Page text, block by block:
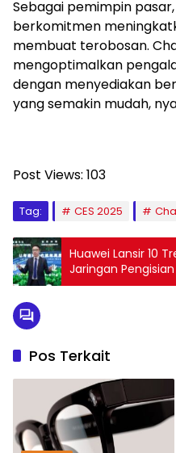
Sebagai pemimpin
berkomitmen
membuat terobosan.
mengoptimalkan
dengan menyediakan
yang semakin mudah,
Post Views: 103
Tag: CES 2025
Huawei Lansir 10
Jaringan
pada 2025
Pos Terkait